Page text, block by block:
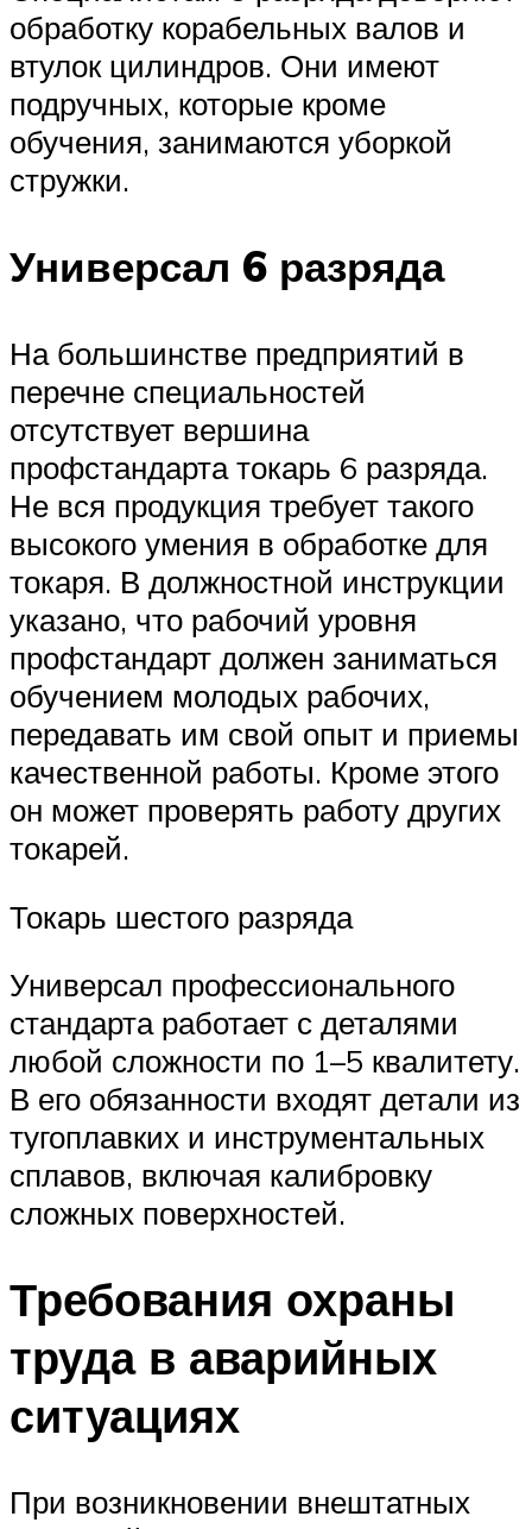
обработку корабельных валов и
втулок цилиндров. Они имеют
подручных, которые кроме
обучения, занимаются уборкой
стружки.
Универсал 6 разряда
На большинстве предприятий в
перечне специальностей
отсутствует вершина
профстандарта токарь 6 разряда.
Не вся продукция требует такого
высокого умения в обработке для
токаря. В должностной инструкции
указано, что рабочий уровня
профстандарт должен заниматься
обучением молодых рабочих,
передавать им свой опыт и приемы
качественной работы. Кроме этого
он может проверять работу других
токарей.
Токарь шестого разряда
Универсал профессионального
стандарта работает с деталями
любой сложности по 1–5 квалитету.
В его обязанности входят детали из
тугоплавких и инструментальных
сплавов, включая калибровку
сложных поверхностей.
Требования охраны
труда в аварийных
ситуациях
При возникновении внештатных